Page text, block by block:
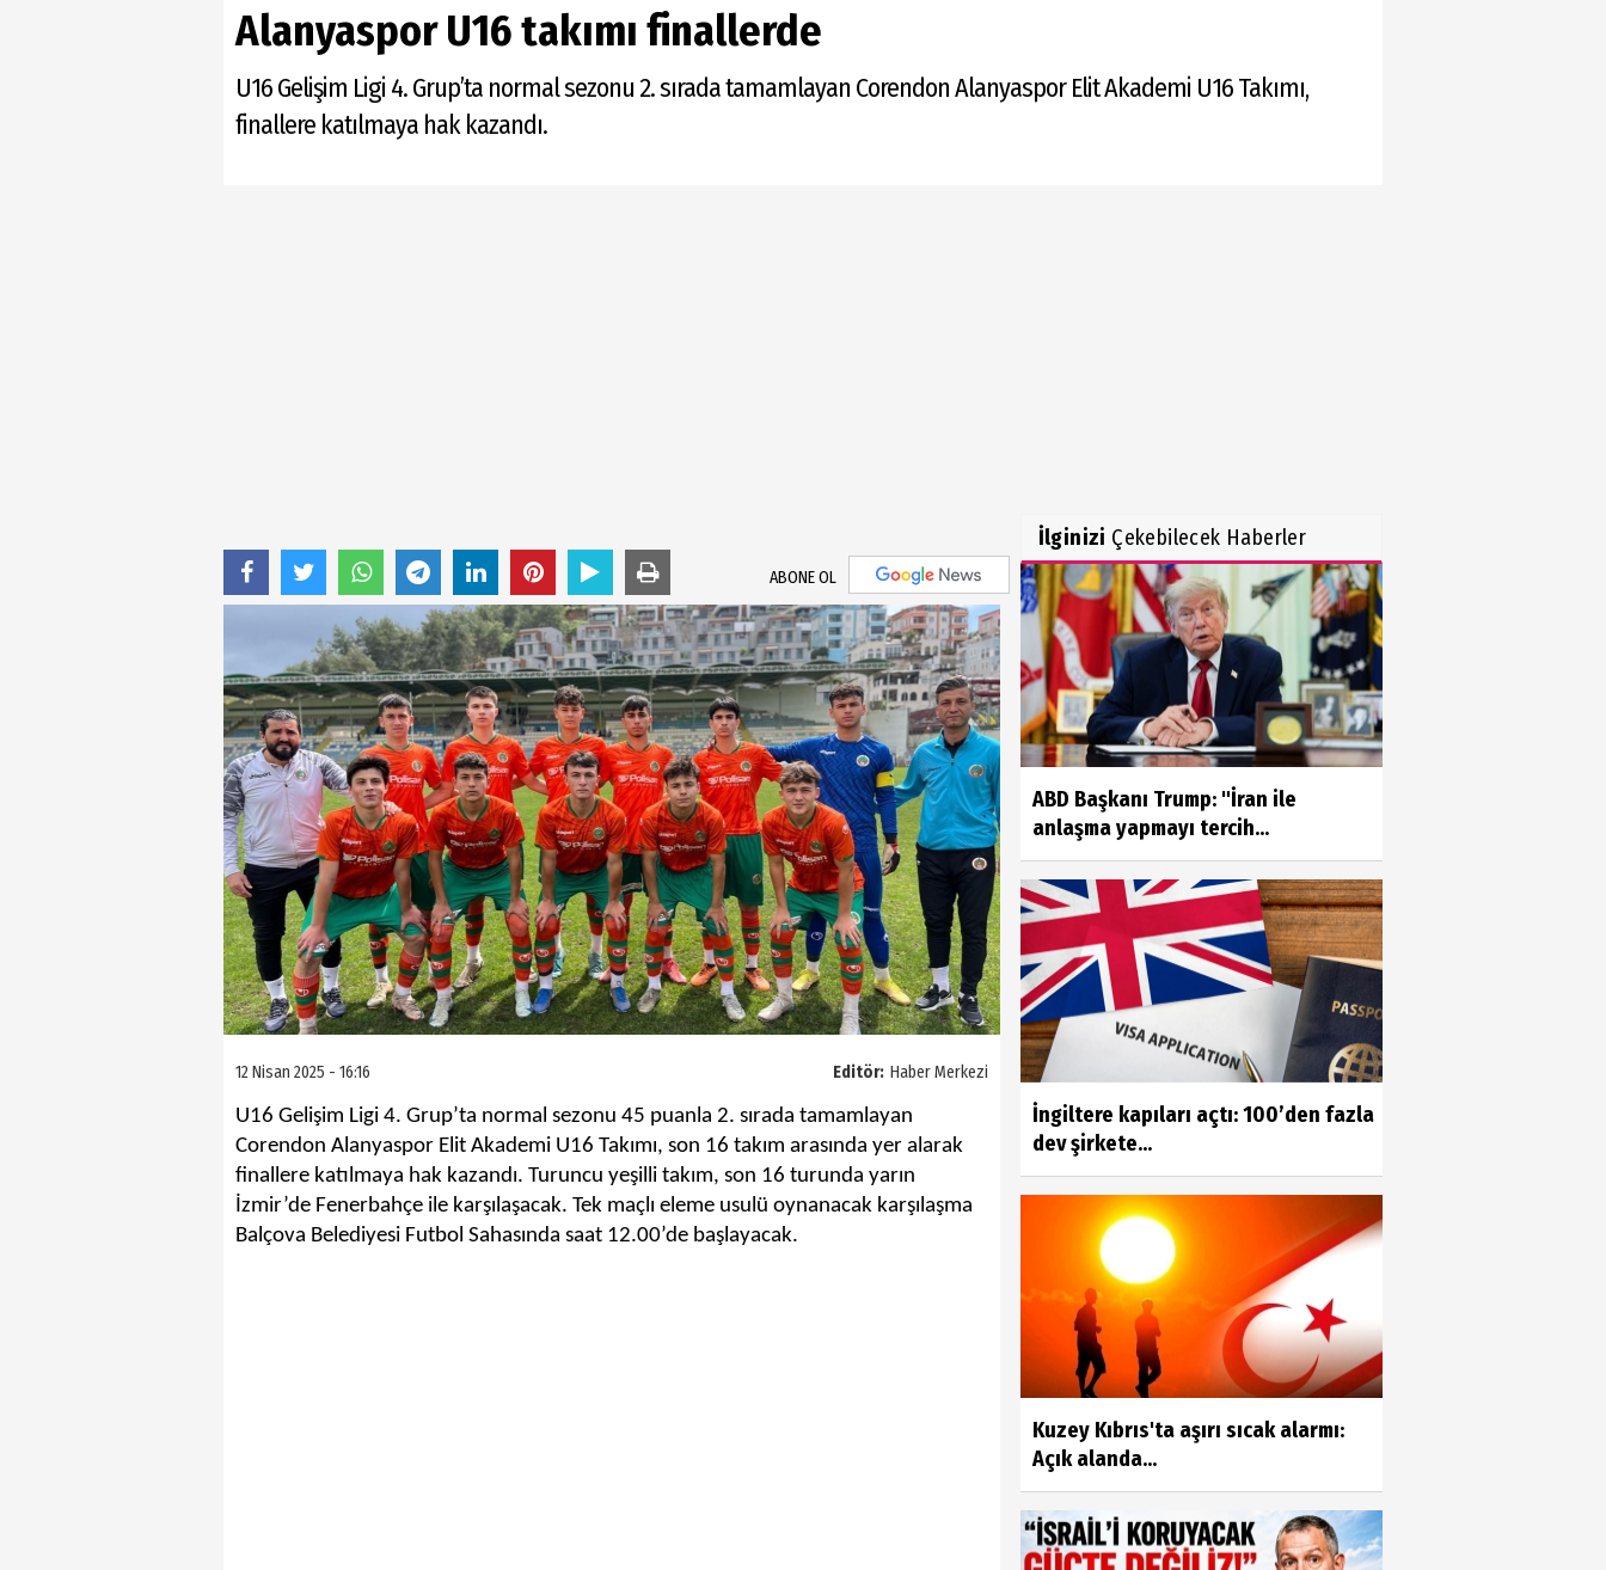
Alanyaspor U16 takımı finallerde
U16 Gelişim Ligi 4. Grup’ta normal sezonu 2. sırada tamamlayan Corendon Alanyaspor Elit Akademi U16 Takımı,
finallere katılmaya hak kazandı.
ABONE OL
Editör: Haber Merkezi
12 Nisan 2025 - 16:16
U16 Gelişim Ligi 4. Grup’ta normal sezonu 45 puanla 2. sırada tamamlayan
Corendon Alanyaspor Elit Akademi U16 Takımı, son 16 takım arasında yer alarak
finallere katılmaya hak kazandı. Turuncu yeşilli takım, son 16 turunda yarın
İzmir’de Fenerbahçe ile karşılaşacak. Tek maçlı eleme usulü oynanacak karşılaşma
Balçova Belediyesi Futbol Sahasında saat 12.00’de başlayacak.
İlginizi Çekebilecek Haberler
ABD Başkanı Trump: "İran ile
anlaşma yapmayı tercih...
İngiltere kapıları açtı: 100’den fazla
dev şirkete...
Kuzey Kıbrıs'ta aşırı sıcak alarmı:
Açık alanda...